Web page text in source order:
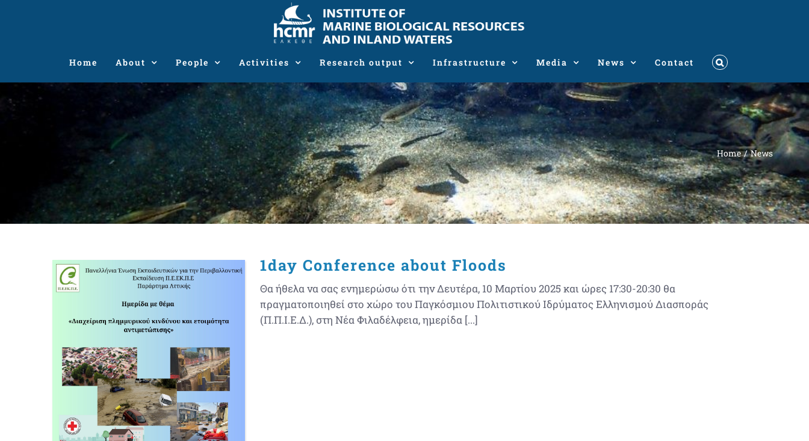
Home About People Activities Research output Infrastructure Media News Contact
Home News
1day Conference about Floods
Θα ήθελα να σας ενημερώσω ότι την Δευτέρα, 10 Μαρτίου 2025 και ώρες 17:30-20:30 θα
πραγματοποιηθεί στο χώρο του Παγκόσμιου Πολιτιστικού Ιδρύματος Ελληνισμού Διασποράς
(Π.Π.Ι.Ε.Δ.), στη Νέα Φιλαδέλφεια, ημερίδα [...]